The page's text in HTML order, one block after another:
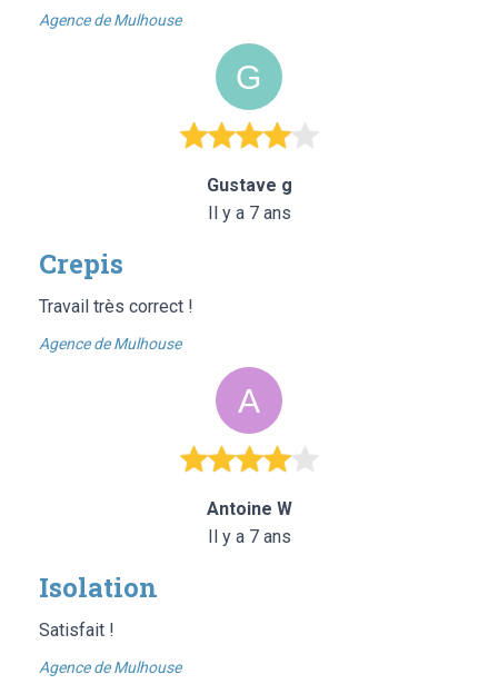
Agence de Mulhouse
Gustave g
Il y a 7 ans
Crepis
Travail très correct !
Agence de Mulhouse
Antoine W
Il y a 7 ans
Isolation
Satisfait !
Agence de Mulhouse